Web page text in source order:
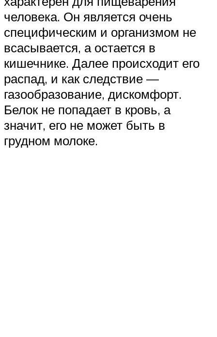
человека. Он является очень
специфическим и организмом не
всасывается, а остается в
кишечнике. Далее происходит его
распад, и как следствие —
газообразование, дискомфорт.
Белок не попадает в кровь, а
значит, его не может быть в
грудном молоке.